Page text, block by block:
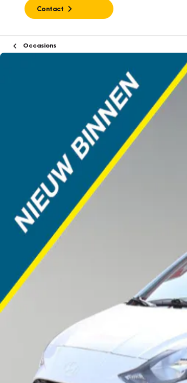
Contact
Occasions